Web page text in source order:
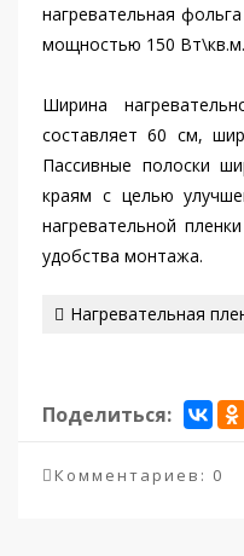
нагревательная
мощностью 150 Вт\кв.м.
Ширина
составляет 60 см,
Пассивные полоски
краям с целью
нагревательной
удобства монтажа.
Нагревательная
Поделиться:
Комментариев: 0